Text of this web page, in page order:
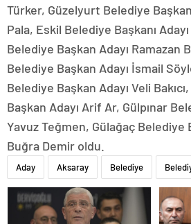
Türker, Güzelyurt Belediye
Pala, Eskil Belediye Başkanı
Belediye Başkan Adayı Ramazan
Belediye Başkan Adayı İsmail
Belediye Başkan Adayı Veli
Başkan Adayı Arif Ar, Gülpınar
Yavuz Teğmen, Gülağaç Belediye
Buğra Demir oldu.
Aday Aksaray Belediye